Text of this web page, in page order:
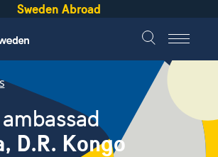
Sweden Abroad
D.R. Kongo